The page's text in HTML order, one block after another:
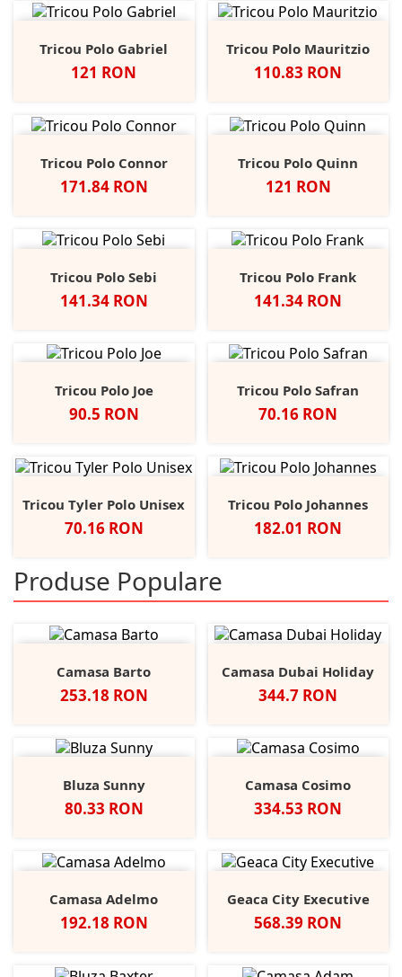
Tricou Polo Gabriel
Pret
121 RON
Tricou Polo Mauritzio
Pret
110.83 RON
Tricou Polo Connor
Pret
171.84 RON
Tricou Polo Quinn
Pret
121 RON
Tricou Polo Sebi
Pret
141.34 RON
Tricou Polo Frank
Pret
141.34 RON
Tricou Polo Joe
Pret
90.5 RON
Tricou Polo Safran
Pret
70.16 RON
Tricou Tyler Polo Unisex
Pret
70.16 RON
Tricou Polo Johannes
Pret
182.01 RON
Produse Populare
Camasa Barto
Pret
253.18 RON
Camasa Dubai Holiday
Pret
344.7 RON
Bluza Sunny
Pret
80.33 RON
Camasa Cosimo
Pret
334.53 RON
Camasa Adelmo
Pret
192.18 RON
Geaca City Executive
Pret
568.39 RON